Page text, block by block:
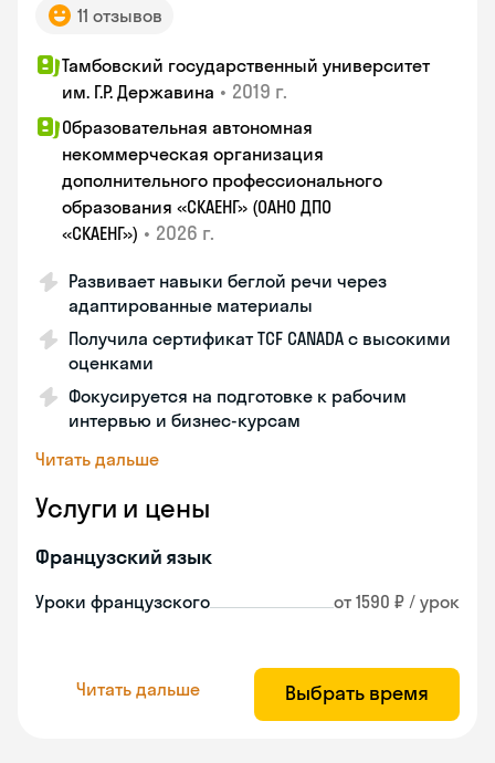
11 отзывов
Тамбовский государственный университет
им. Г.Р. Державина • 2019 г.
Образовательная автономная
некоммерческая организация
дополнительного профессионального
образования «СКАЕНГ» (ОАНО ДПО
«СКАЕНГ») • 2026 г.
Развивает навыки беглой речи через
адаптированные материалы
Получила сертификат TCF CANADA с высокими
оценками
Фокусируется на подготовке к рабочим
интервью и бизнес-курсам
Читать дальше
Услуги и цены
Французский язык
Уроки французского от 1590 ₽ / урок
Читать дальше Выбрать время